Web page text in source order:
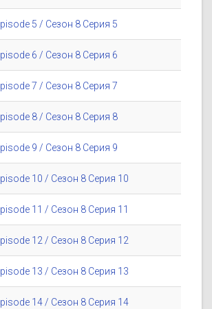
5 / Сезон 8 Серия 5
6 / Сезон 8 Серия 6
7 / Сезон 8 Серия 7
8 / Сезон 8 Серия 8
9 / Сезон 8 Серия 9
10 / Сезон 8 Серия 10
11 / Сезон 8 Серия 11
12 / Сезон 8 Серия 12
13 / Сезон 8 Серия 13
14 / Сезон 8 Серия 14